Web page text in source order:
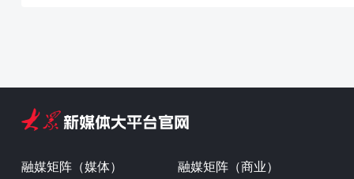
融媒矩阵（媒体） 融媒矩阵（商业）